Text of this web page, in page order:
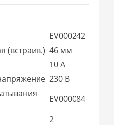
EV000242
(встраив.) 46 мм
10 А
230 В
EV000084
2